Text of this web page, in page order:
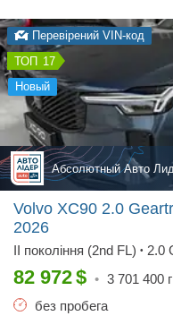
Перевірений VIN-код
17
новый
Абсолютный Авто
Volvo XC90 2.0
2026
II покоління (2nd FL) • 2.0
82 972$ • 3 701 400
без пробега